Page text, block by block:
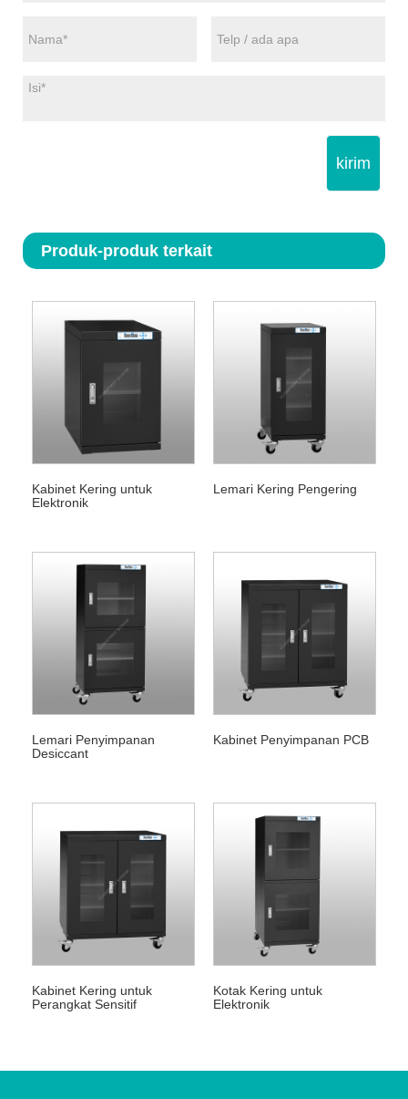
kirim
Produk-produk terkait
Kabinet Kering untuk
Elektronik
Lemari Kering Pengering
Lemari Penyimpanan
Desiccant
Kabinet Penyimpanan PCB
Kabinet Kering untuk
Perangkat Sensitif
Kotak Kering untuk
Elektronik